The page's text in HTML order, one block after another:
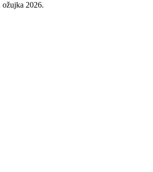
ožujka 2026.